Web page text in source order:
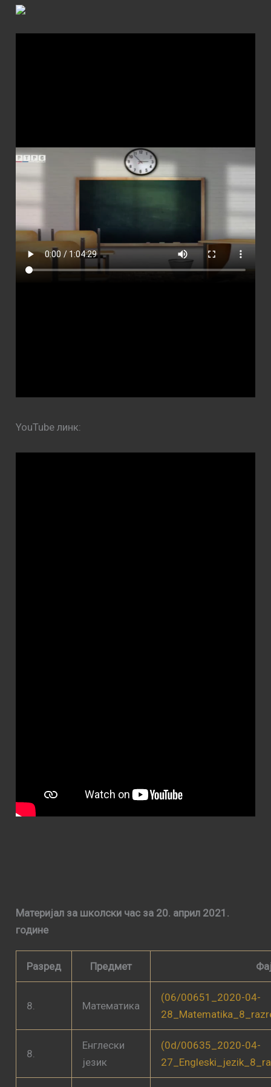
YouTube линк:
Материјал за школски час за 20. април 2021.
године
Разред Предмет
8. Математика
(06/00651_2020-04-
8.
Енглески
језик
(0d/00635_2020-04-